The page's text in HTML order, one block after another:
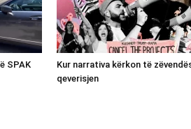
SPAK
Kur narrativa kërkon të
qeverisjen